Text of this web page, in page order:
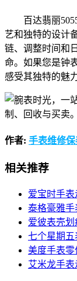
百达翡丽
艺和独特的设计
链、调整时间和
命。如果您是钟
感受其独特的魅力
作者: 手表维修
相关推荐
爱宝时手
泰格豪雅手
爱彼表壳
七个星期
美度手表
艾米龙手